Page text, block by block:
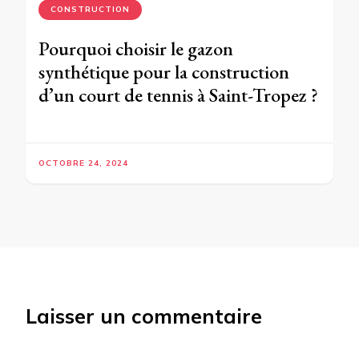
CONSTRUCTION
Pourquoi choisir le gazon
synthétique pour la construction
d’un court de tennis à Saint-Tropez ?
OCTOBRE 24, 2024
Laisser un commentaire